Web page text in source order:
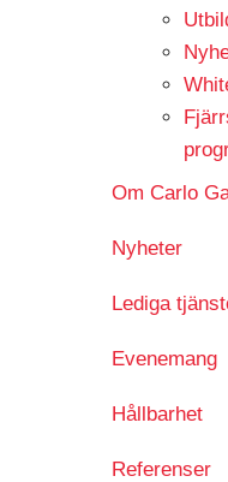
Om Carlo
Nyheter
Lediga
Evenemang
Hållbarhet
Referenser